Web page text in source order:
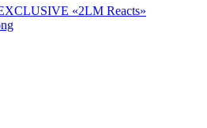
«2LM Reacts»